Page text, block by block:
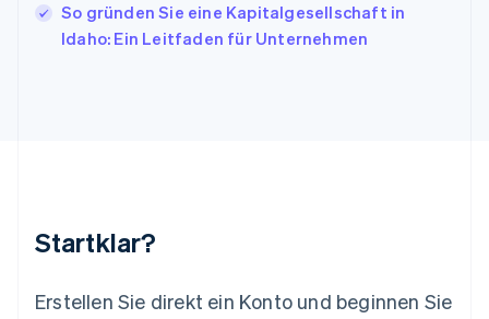
So gründen Sie eine Kapitalgesellschaft in
Idaho: Ein Leitfaden für Unternehmen
Startklar?
Erstellen Sie direkt ein Konto und beginnen Sie
English
Liechtenstein
English
Español English